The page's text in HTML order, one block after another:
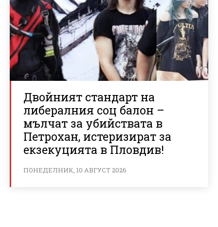
Двойният стандарт на
либералния соц балон –
мълчат за убийствата в
Петрохан, истеризират за
екзекуцията в Пловдив!
ПОНЕДЕЛНИК, 10 АВГУСТ 2026